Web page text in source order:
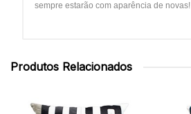
sempre estarão com aparência de novas!
Produtos Relacionados